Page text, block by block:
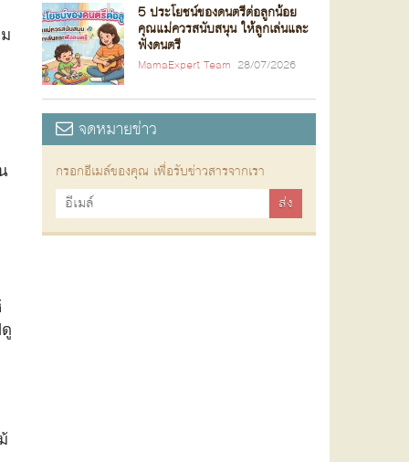
5 ประโยชน์ของดนตรีต่อลูกน้อย
คุณแม่ควรสนับสนุน ให้ลูกเล่นและ
ฟังดนตรี
MamaExpert Team 28/07/2026
จดหมายข่าว
กรอกอีเมล์ของคุณ เพื่อรับข่าวสารจากเรา